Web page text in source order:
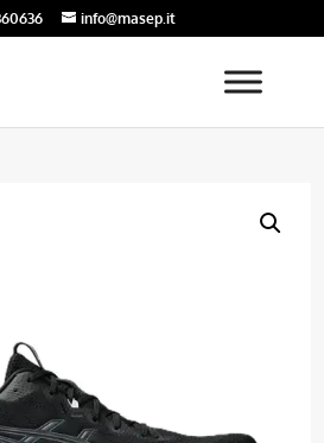
info@masep.it